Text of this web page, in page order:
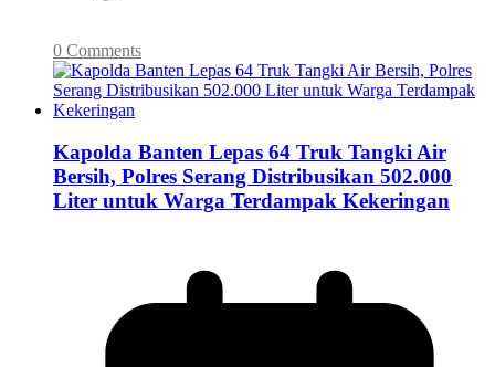
0 Comments
Kapolda Banten Lepas 64 Truk Tangki Air
Bersih, Polres Serang Distribusikan 502.000
Liter untuk Warga Terdampak Kekeringan